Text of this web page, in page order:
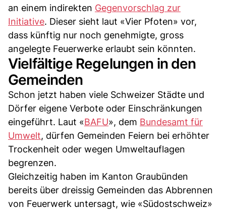
an einem indirekten Gegenvorschlag zur
Initiative. Dieser sieht laut «Vier Pfoten» vor,
dass künftig nur noch genehmigte, gross
angelegte Feuerwerke erlaubt sein könnten.
Vielfältige Regelungen in den
Gemeinden
Schon jetzt haben viele Schweizer Städte und
Dörfer eigene Verbote oder Einschränkungen
eingeführt. Laut «BAFU», dem Bundesamt für
Umwelt, dürfen Gemeinden Feiern bei erhöhter
Trockenheit oder wegen Umweltauflagen
begrenzen.
Gleichzeitig haben im Kanton Graubünden
bereits über dreissig Gemeinden das Abbrennen
von Feuerwerk untersagt, wie «Südostschweiz»